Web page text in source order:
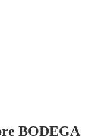
BODEGA